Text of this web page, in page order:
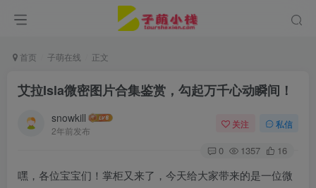
首页 子萌在线 正文
艾拉Isla微密图片合集鉴赏，勾起万千心动瞬间！
snowkill
2年前发布
关注 私信
0 1357 16
嘿，各位宝宝们！掌柜又来了，今天给大家带来的是一位微